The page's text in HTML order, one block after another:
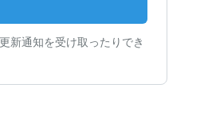
新通知を受け取ったりでき